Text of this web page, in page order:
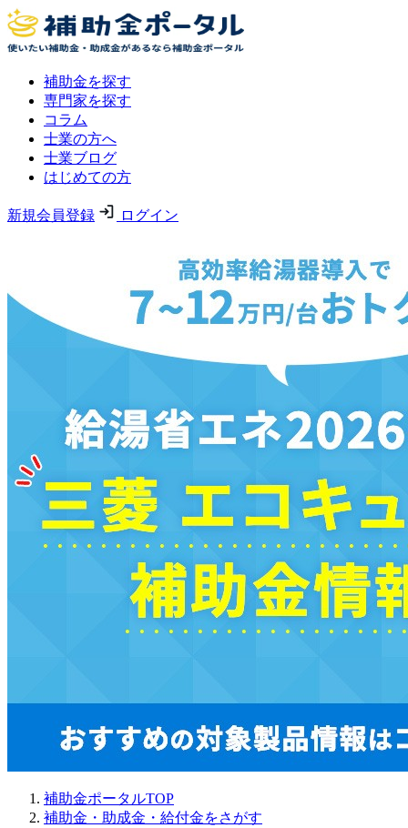
補助金を探す
専門家を探す
コラム
士業の方へ
士業ブログ
はじめての方
新規会員登録 ログイン
補助金ポータルTOP
補助金・助成金・給付金をさがす